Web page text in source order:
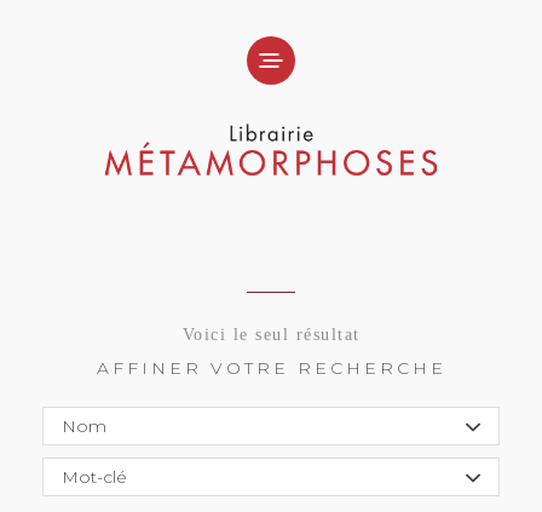
Voici le seul résultat
AFFINER VOTRE RECHERCHE
Nom
Mot-clé